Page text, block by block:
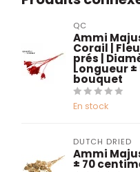
QC
Ammi
Corail |
prés |
Longueur
bouquet
En stock
DUTCH DRIED
Ammi
± 70